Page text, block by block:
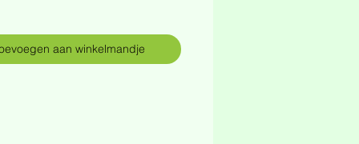
aan winkelmandje